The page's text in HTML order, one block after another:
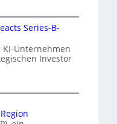
Series-B-
Unternehmen
Investor